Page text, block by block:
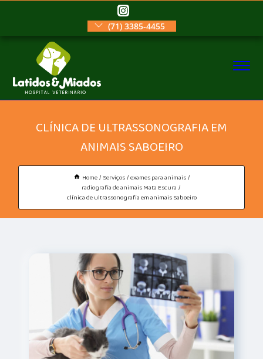
(71) 3385-4455
CLÍNICA DE ULTRASSONOGRAFIA EM
ANIMAIS SABOEIRO
Home Serviços exames para animais
radiografia de animais Mata Escura
clínica de ultrassonografia em animais Saboeiro